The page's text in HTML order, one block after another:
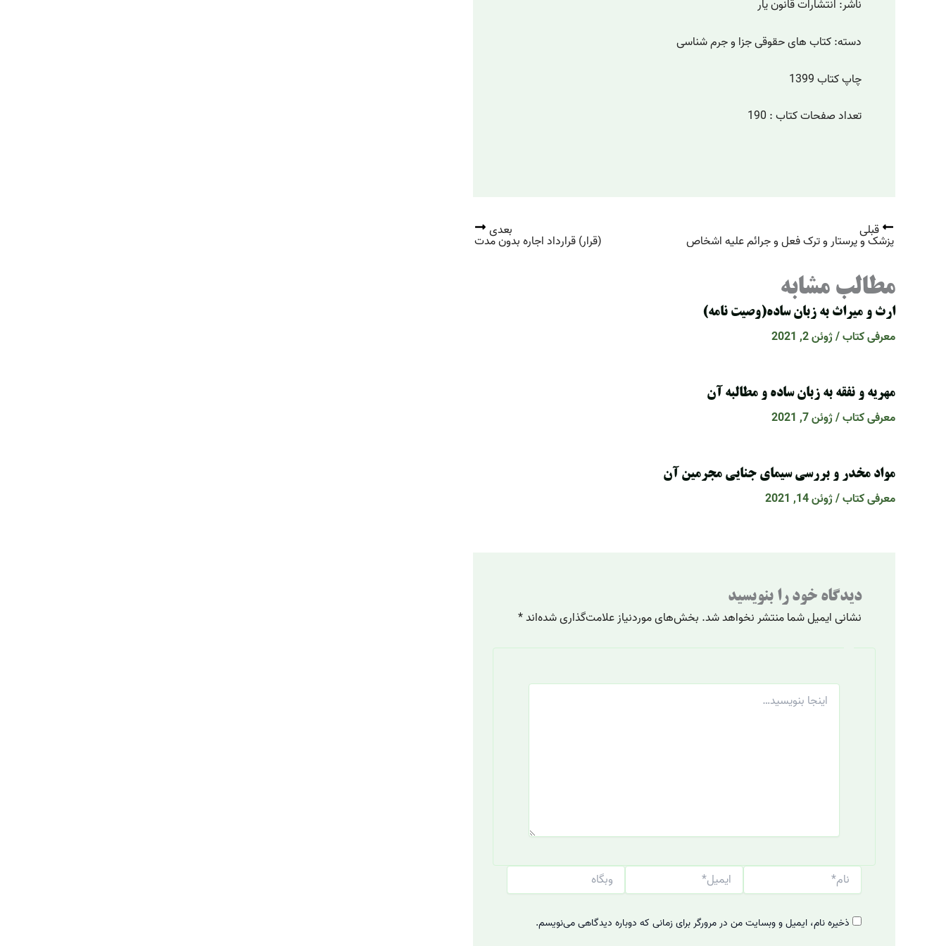
ناشر: انتشارات قانون یار
دسته: کتاب های حقوقی جزا و جرم شناسی
چاپ کتاب 1399
تعداد صفحات کتاب : 190
قبلی
پزشک و پرستار و ترک فعل و جرائم علیه اشخاص
بعدی
(قرار) قرارداد اجاره بدون مدت
مطالب مشابه
ارث و میراث به زبان ساده(وصیت نامه)
معرفی کتاب/ژوئن 2, 2021
مهریه و نفقه به زبان ساده و مطالبه آن
معرفی کتاب/ژوئن 7, 2021
مواد مخدر و بررسی سیمای جنایی مجرمین آن
معرفی کتاب/ژوئن 14, 2021
دیدگاه‌ خود را بنویسید
نشانی ایمیل شما منتشر نخواهد شد. بخش‌های موردنیاز علامت‌گذاری شده‌اند*
اینجا
بنویسید…
نام* ایمیل* وبگاه
ذخیره نام، ایمیل و وبسایت من در مرورگر برای زمانی که دوباره دیدگاهی می‌نویسم.